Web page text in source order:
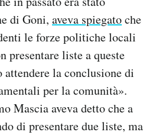
di Goni, aveva spiegatoche
le forze politiche locali
presentare liste a queste
la conclusione di
per la comunità».
Mascia aveva detto che a
di presentare due liste, ma